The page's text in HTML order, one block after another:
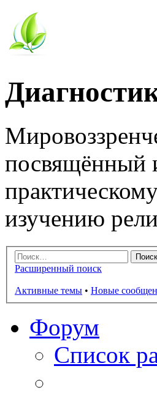
посвящённый
изучению
Расширенный поиск
Активные темы • Новые
Форум
Список